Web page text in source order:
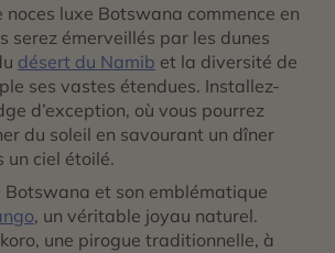
luxe Botswana commence en
serez émerveillés par les dunes
désert du Namib et la diversité de
ses vastes étendues. Installez-
d’exception, où vous pourrez
du soleil en savourant un dîner
un ciel étoilé.
Botswana et son emblématique
, un véritable joyau naturel.
une pirogue traditionnelle, à